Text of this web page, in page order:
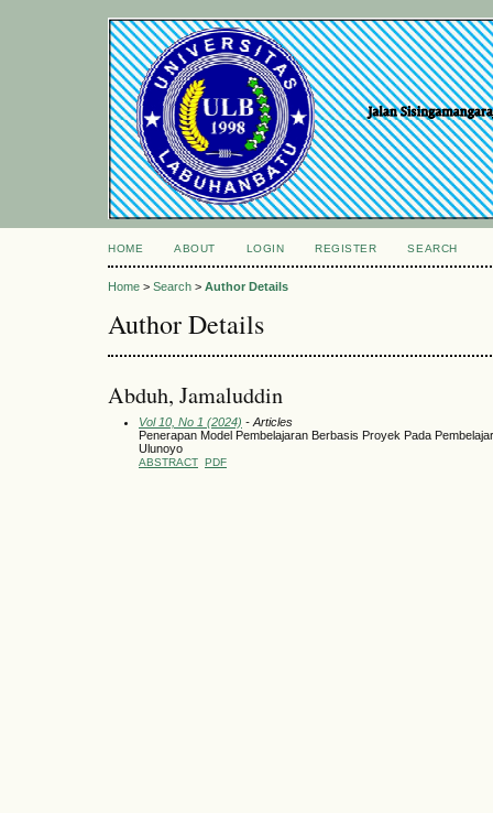
HOME ABOUT LOGIN REGISTER SEARCH
Home > Search > Author Details
Author Details
Abduh, Jamaluddin
Vol 10, No 1 (2024) - Articles
Penerapan Model Pembelajaran Berbasis Proyek Pada
Ulunoyo
ABSTRACT PDF